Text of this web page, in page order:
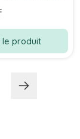
le produit